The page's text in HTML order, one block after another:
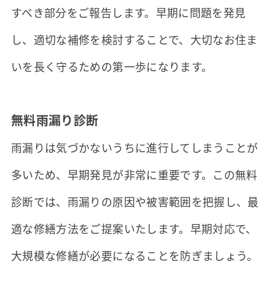
すべき部分をご報告します。早期に問題を発見
し、適切な補修を検討することで、大切なお住ま
いを長く守るための第一歩になります。
無料雨漏り診断
雨漏りは気づかないうちに進行してしまうことが
多いため、早期発見が非常に重要です。この無料
診断では、雨漏りの原因や被害範囲を把握し、最
適な修繕方法をご提案いたします。早期対応で、
大規模な修繕が必要になることを防ぎましょう。